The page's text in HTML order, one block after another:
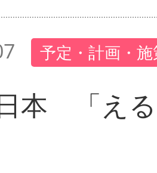
予定・計画・
本 「え